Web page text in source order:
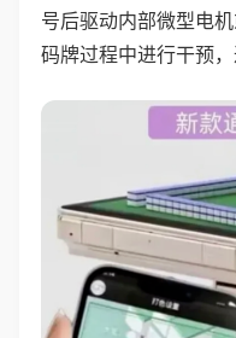
号后驱动内部微型电
码牌过程中进行干预，